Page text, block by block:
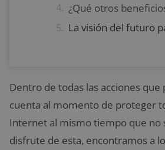
La visión del futuro
Dentro de todas las acciones
cuenta al momento de proteger
Internet al mismo tiempo que no
disfrute de esta, encontramos a